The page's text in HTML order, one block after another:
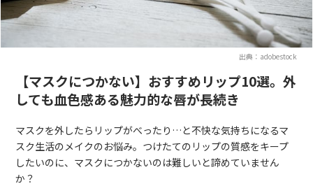
出典：adobestock
【マスクにつかない】おすすめリップ10選。外
しても血色感ある魅力的な唇が長続き
マスクを外したらリップがべったり…と不快な気持ちになるマ
スク生活のメイクのお悩み。つけたてのリップの質感をキープ
したいのに、マスクにつかないのは難しいと諦めていません
か？